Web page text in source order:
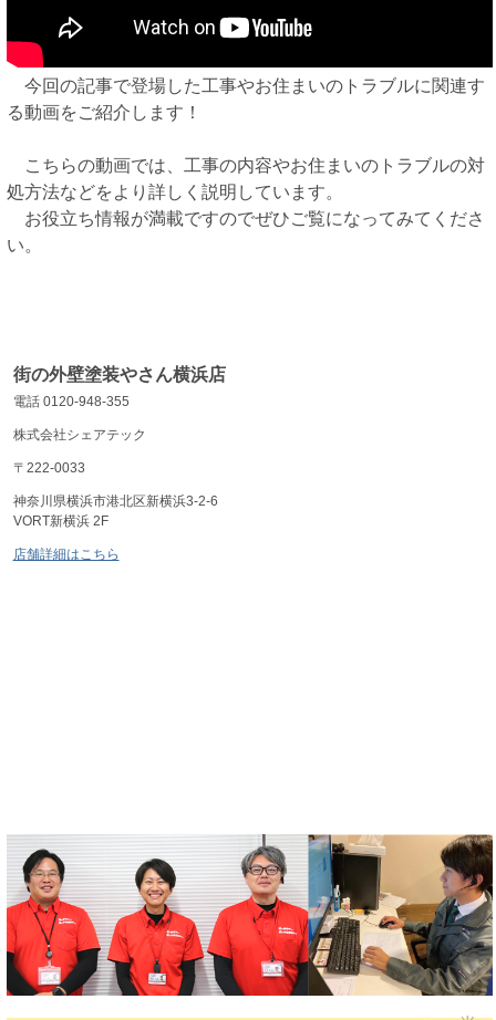
今回の記事で登場した工事やお住まいのトラブルに関連す
る動画をご紹介します！
こちらの動画では、工事の内容やお住まいのトラブルの対
処方法などをより詳しく説明しています。
お役立ち情報が満載ですのでぜひご覧になってみてくださ
い。
街の外壁塗装やさん横浜店
電話 0120-948-355
株式会社シェアテック
〒222-0033
神奈川県横浜市港北区新横浜3-2-6
VORT新横浜 2F
店舗詳細はこちら